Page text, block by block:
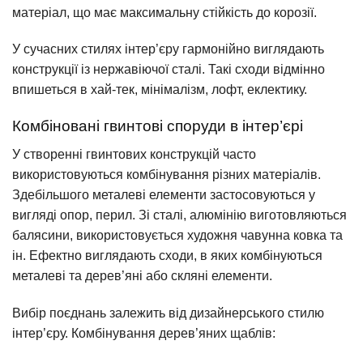
матеріал, що має максимальну стійкість до корозії.
У сучасних стилях інтер’єру гармонійно виглядають
конструкції із нержавіючої сталі. Такі сходи відмінно
впишеться в хай-тек, мінімалізм, лофт, еклектику.
Комбіновані гвинтові споруди в інтер’єрі
У створенні гвинтових конструкцій часто
використовуються комбінування різних матеріалів.
Здебільшого металеві елементи застосовуються у
вигляді опор, перил. Зі сталі, алюмінію виготовляються
балясини, використовується художня чавунна ковка та
ін. Ефектно виглядають сходи, в яких комбінуються
металеві та дерев’яні або скляні елементи.
Вибір поєднань залежить від дизайнерського стилю
інтер’єру. Комбінування дерев’яних щаблів: